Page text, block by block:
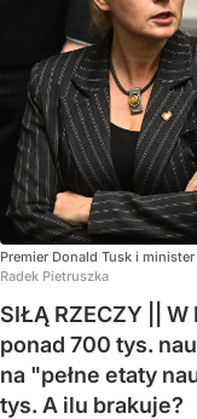
Premier Donald Tusk i
Radek Pietruszka
SIŁĄ RZECZY ||
ponad 700 tys.
na "pełne etaty
tys. A ilu brakuje?